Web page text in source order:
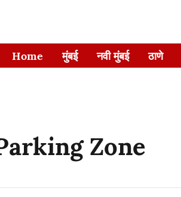
Home मुंबई नवी मुंबई ठाणे
Zone